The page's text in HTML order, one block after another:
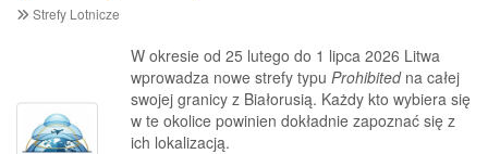
Strefy Lotnicze
W okresie od 25 lutego do 1 lipca 2026 Litwa
wprowadza nowe strefy typu Prohibitedna całej
swojej granicy z Białorusią. Każdy kto wybiera się
w te okolice powinien dokładnie zapoznać się z
ich lokalizacją.